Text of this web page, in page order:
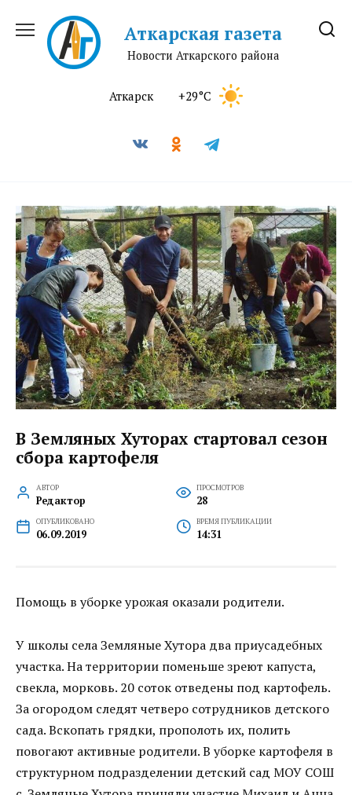
содержанию
Аткарская газета
Новости Аткарского района
Аткарск +29°C
В Земляных Хуторах стартовал сезон
сбора картофеля
АВТОР
Редактор
ПРОСМОТРОВ
28
ОПУБЛИКОВАНО
06.09.2019
ВРЕМЯ ПУБЛИКАЦИИ
14:31
Помощь в уборке урожая оказали родители.
У школы села Земляные Хутора два приусадебных
участка. На территории поменьше зреют капуста,
свекла, морковь. 20 соток отведены под картофель.
За огородом следят четверо сотрудников детского
сада. Вскопать грядки, прополоть их, полить
повогают активные родители. В уборке картофеля в
структурном подразделении детский сад МОУ СОШ